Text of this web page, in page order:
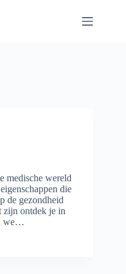
medische wereld
die
de gezondheid
zijn ontdek je in
we…